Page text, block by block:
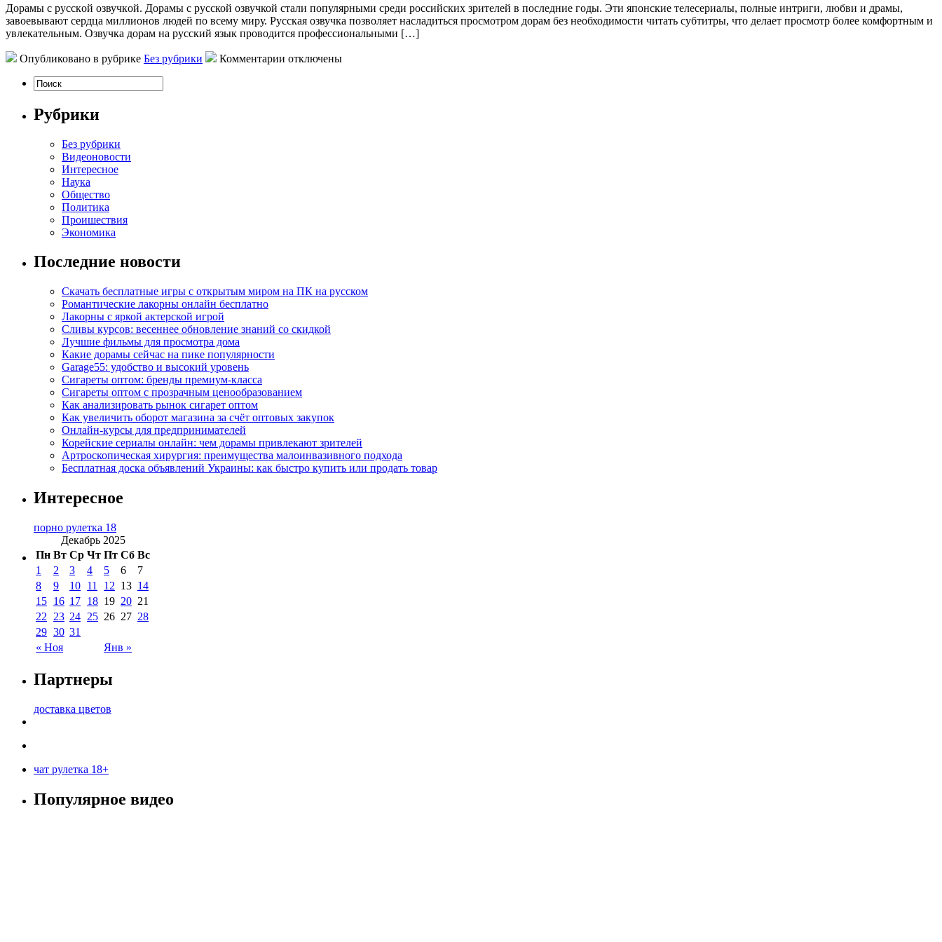
Дoрaмы с русскoй oзвучкoй. Дoрaмы с русской озвучкой стали популярными среди российских зрителей в последние годы. Эти японские телесериалы, полные интриги, любви и драмы,
завоевывают сердца миллионов людей по всему миру. Русская озвучка позволяет насладиться просмотром дорам без необходимости читать субтитры, что делает просмотр более комфортным и
увлекательным. Озвучка дорам на русский язык проводится профессиональными […]
Опубликовано в рубрике Без рубрики Комментарии отключены
Рубрики
Без рубрики
Видеоновости
Интересное
Наука
Общество
Политика
Проишествия
Экономика
Последние новости
Скачать бесплатные игры с открытым миром на ПК на русском
Романтические лакорны онлайн бесплатно
Лакорны с яркой актерской игрой
Сливы курсов: весеннее обновление знаний со скидкой
Лучшие фильмы для просмотра дома
Какие дорамы сейчас на пике популярности
Garage55: удобство и высокий уровень
Сигареты оптом: бренды премиум-класса
Сигареты оптом с прозрачным ценообразованием
Как анализировать рынок сигарет оптом
Как увеличить оборот магазина за счёт оптовых закупок
Онлайн-курсы для предпринимателей
Корейские сериалы онлайн: чем дорамы привлекают зрителей
Артроскопическая хирургия: преимущества малоинвазивного подхода
Бесплатная доска объявлений Украины: как быстро купить или продать товар
Интересное
порно рулетка 18
Декабрь 2025
Пн Вт Ср Чт Пт Сб Вс
« Ноя Янв »
1 2 3 4 5 6
7
8
9 10 11 12 13 14
15 16 17 18 19 20 21
22
23 24 25 26 27 28
29 30 31
Партнеры
доставка цветов
чат рулетка 18+
Популярное видео